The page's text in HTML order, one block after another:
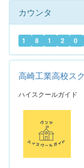
カウンタ
1 8 1 2 0
高崎工業高校ス
ハイスクールガイド